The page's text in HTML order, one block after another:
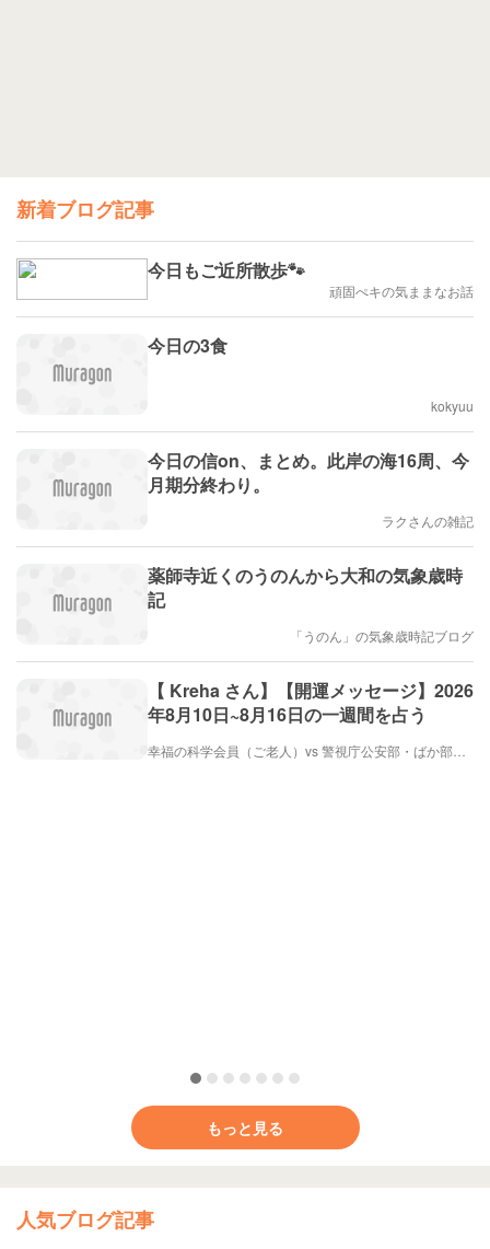
新着ブログ記事
今日もご近所散歩🐾
頑固ぺキの気ままなお話
今日の3食
kokyuu
今日の信on、まとめ。此岸の海16周、今
月期分終わり。
ラクさんの雑記
薬師寺近くのうのんから大和の気象歳時
記
「うのん」の気象歳時記ブログ
【 Kreha さん】【開運メッセージ】2026
年8月10日~8月16日の一週間を占う
もっと見る
人気ブログ記事